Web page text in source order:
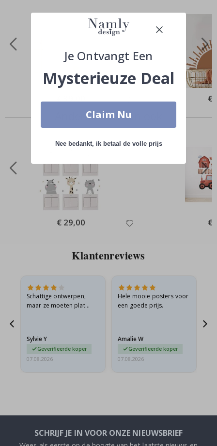
Price €
Anderen kochten ook
Special
Price
€ 29,00 €
Klantenreviews
Schattige ontwerpen,
maar ze moeten plat
beetje…
Sylvie Y
Geverifieerde koper
07.08.2026
Hele mooie posters voor
een goede prijs.
Amalie W
Geverifieerde koper
07.08.2026
SCHRIJF JE IN VOOR ONZE NIEUWSBRIEF
Je Ontvangt Een
Mysterieuze Deal
Claim Nu
Nee bedankt, ik betaal de volle prijs